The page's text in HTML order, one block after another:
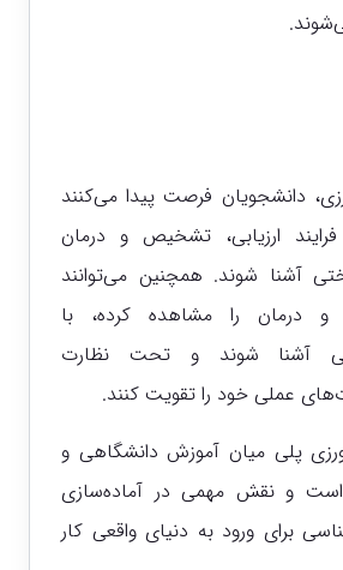
دانشجویان فرصت پیدا می‌کنند
ارزیابی، تشخیص و درمان
آشنا شوند. همچنین می‌توانند
درمان را مشاهده کرده، با
آشنا شوند و تحت نظارت
عملی خود را تقویت کنند.
پلی میان آموزش دانشگاهی و
است و نقش مهمی در آماده‌سازی
برای ورود به دنیای واقعی کار